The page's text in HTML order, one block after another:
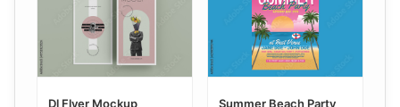
Dl Flyer Mockup Summer Beach Party